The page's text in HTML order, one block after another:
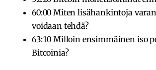
60:00 Miten lisähankintoja
voidaan tehdä?
63:10 Milloin ensimmäinen iso
Bitcoinia?